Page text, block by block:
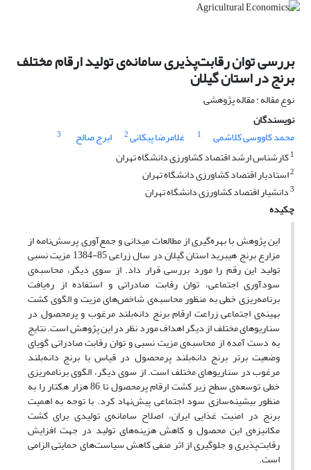
بررسی توان رقابت‌پذیری سامانه‌ی تولید ارقام مختلف
برنج در استان گیلان
نوع مقاله : مقاله پژوهشی
نویسندگان
محمد کاووسی کلاشمی
1 غلامرضا پیکانی2 ایرج صالح
3
1کارشناس ارشد اقتصاد کشاورزی دانشگاه تهران
2استادیار اقتصاد کشاورزی دانشگاه تهران
3دانشیار اقتصاد کشاورزی دانشگاه تهران
چکیده
این پژوهش با بهره‌گیری از مطالعات میدانی و جمع‌آوری پرسش‌نامه از
مزارع برنج هیبرید استان گیلان در سال زراعی 85-1384 مزیت نسبی
تولید این رقم را مورد بررسی قرار داد. از سوی دیگر، محاسبه‌ی
سودآوری اجتماعی، توان رقابت صادراتی و استفاده از ره‌یافت
برنامه‌ریزی خطی به منظور محاسبه‌ی شاخص‌های مزیت و الگوی کشت
بهینه‌ی اجتماعی زراعت ارقام برنج دانه‌بلند مرغوب و پرمحصول در
سناریوهای مختلف از دیگر اهداف مورد نظر در این پژوهش است. نتایج
به دست آمده از محاسبه‌ی مزیت نسبی و توان رقابت صادراتی گویای
وضعیت برتر برنج دانه‌بلند پرمحصول در قیاس با برنج دانه‌بلند
مرغوب در سناریوهای مختلف است. از سوی دیگر، الگوی برنامه‌ریزی
خطی توسعه‌ی سطح زیر کشت ارقام پرمحصول تا 86 هزار هکتار را به
منظور بیشینه‌سازی سود اجتماعی پیش‌نهاد کرد. با توجه به اهمیت
برنج در امنیت غذایی ایران، اصلاح سامانه‌ی تولیدی برای کشت
مکانیزه‌ی این محصول و کاهش هزینه‌های تولید در جهت افزایش
رقابت‌پذیری و جلوگیری از اثر منفی کاهش سیاست‌های حمایتی الزامی
است.